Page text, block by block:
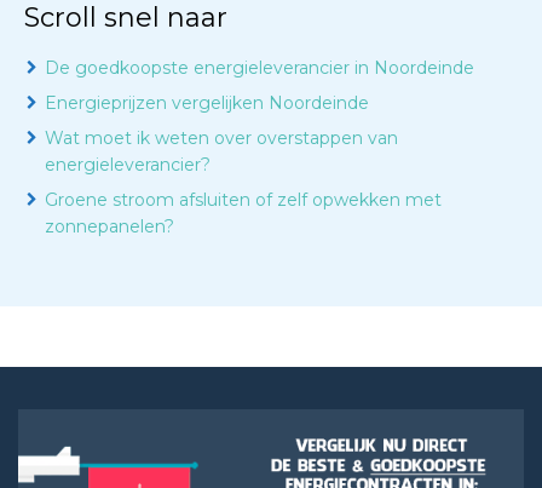
Scroll snel naar
De goedkoopste energieleverancier in Noordeinde
Energieprijzen vergelijken Noordeinde
Wat moet ik weten over overstappen van
energieleverancier?
Groene stroom afsluiten of zelf opwekken met
zonnepanelen?